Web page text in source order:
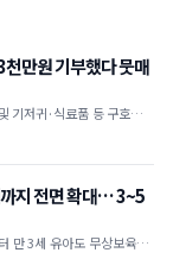
만원 기부했다 뭇매
저귀·식료품 등 구호물품
리꾼 논란 "지원 동참 유도
지 전면 확대… 3~5
만 3세 유아도 무상보육·교
년까지 55% 목표로 상향